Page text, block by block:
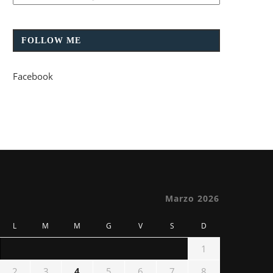
FOLLOW ME
Facebook
Marzo 2026
L M M G V S D
1